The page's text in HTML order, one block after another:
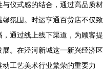
仪式感的结合，通过高品质材
氛围。时运亨通百货店不仅致
通过线上线下渠道，为顾客提
。在泾河新城这一新兴经济区
工艺美术行业繁荣的重要力